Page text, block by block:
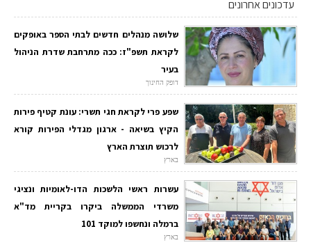
עדכונים אחרונים
שלושה מנהלים חדשים לבתי הספר באופקים
לקראת תשפ"ז: ככה מתרחבת שדרת הניהול
בעיר
דופק החינוך
שפע פרי לקראת חגי תשרי: עונת קטיף פירות
הקיץ בשיאה - ארגון מגדלי הפירות קורא
לרכוש תוצרת הארץ
בארץ
עשרות ראשי הלשכות הדו-לאומיות ונציגי
משרדי הממשלה ביקרו בקריית מד"א
ברמלה ונחשפו למוקד 101
בארץ